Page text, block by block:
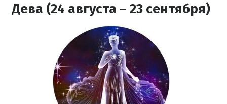
Дева (24 августа – 23 сентября)